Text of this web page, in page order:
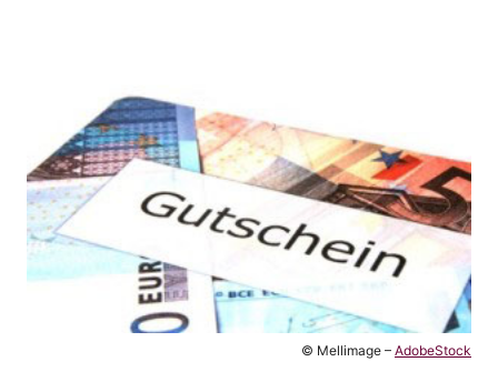
© Mellimage – AdobeStock